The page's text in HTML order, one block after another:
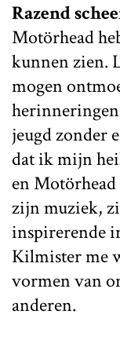
Razend
Motörhead
kunnen zien.
mogen
jeugd zonder
dat ik mijn
en
zijn muziek,
inspirerende
Kilmister me
vormen van
anderen.